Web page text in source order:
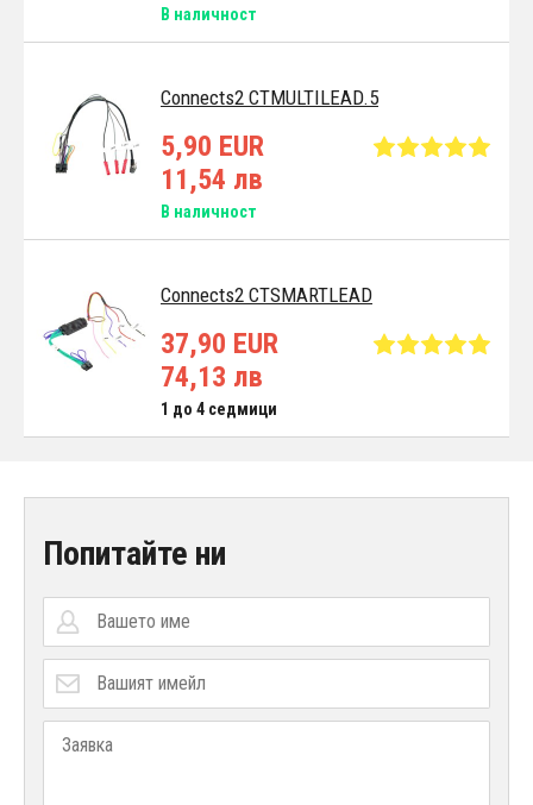
В наличност
Connects2 CTMULTILEAD.5
5,90 EUR
11,54 лв
В наличност
Connects2 CTSMARTLEAD
37,90 EUR
74,13 лв
1 до 4 седмици
Попитайте ни